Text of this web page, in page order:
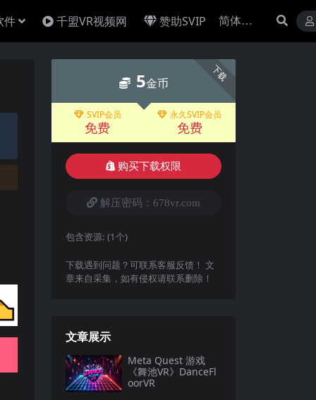
件 千盟VR视频网 赞助SVIP
下载
5金币
SVIP会员
免费
永久SVIP会员
免费
购买下载权限
解压密码：678vr.com
包含资源: (1个)
下载遇到问题？可联系客服反馈！ 文
章来自采集，如有侵权请联系删除！
文章展示
Meta Quest 游戏
《舞池VR》DanceFl
oorVR